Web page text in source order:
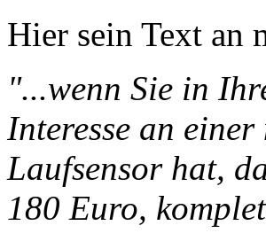
Hier sein Text an
"...wenn Sie in
Interesse an
Laufsensor hat,
180 Euro,